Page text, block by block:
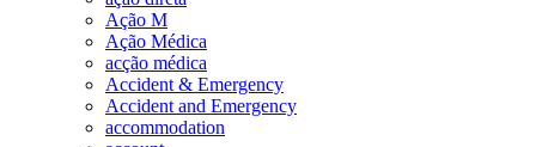
Ação M
Ação Médica
acção médica
Accident & Emergency
Accident and Emergency
accommodation